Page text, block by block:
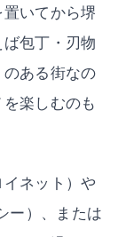
いてから堺
包丁・刃物
ある街なの
楽しむのも
ネット）や
ー）、または